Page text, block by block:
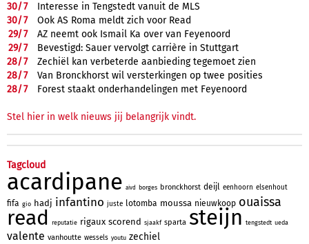
30/7
Interesse in Tengstedt vanuit de MLS
30/7
Ook AS Roma meldt zich voor Read
29/7
AZ neemt ook Ismail Ka over van Feyenoord
29/7
Bevestigd: Sauer vervolgt carrière in Stuttgart
28/7
Zechiël kan verbeterde aanbieding tegemoet zien
28/7
Van Bronckhorst wil versterkingen op twee posities
28/7 Forest staakt onderhandelingen met Feyenoord
Stel hier in welk nieuws jij belangrijk vindt.
Tagcloud
acardipane aivd borges bronckhorst deijl eenhoorn elsenhout
fifa gio hadj infantino juste lotomba moussa nieuwkoop ouaissa
read reputatie rigaux scorend sjaakf sparta steijn tengstedt ueda
valente vanhoutte wessels youtu zechiel